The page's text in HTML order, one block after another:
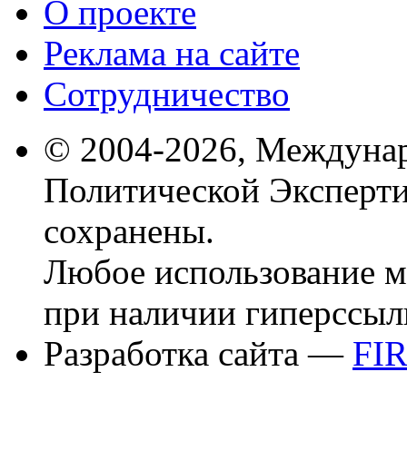
О проекте
Реклама на сайте
Сотрудничество
© 2004-2026,
Политической
сохранены.
Любое использование
при наличии
Разработка сайта —